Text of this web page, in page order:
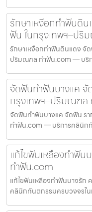
รักษาเหงือกทำฟันดิ
ฟัน ในกรุงเทพฯ–ป
รักษาเหงือกทำฟันดินแดง จั
ปริมณฑล ทำฟัน.com — บริ
จัดฟันทำฟันบางแค จั
กรุงเทพฯ–ปริมณฑล
จัดฟันทำฟันบางแค จัดฟัน ร
ทำฟัน.com — บริการคลินิก
แก้ไขฟันเหลืองทำฟั
ทำฟัน.com
แก้ไขฟันเหลืองทำฟันบางรั
คลินิกทันตกรรมครบวงจรใ